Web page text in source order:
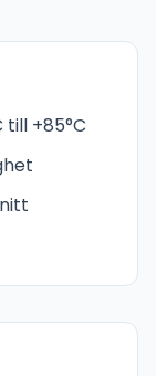
+85°C